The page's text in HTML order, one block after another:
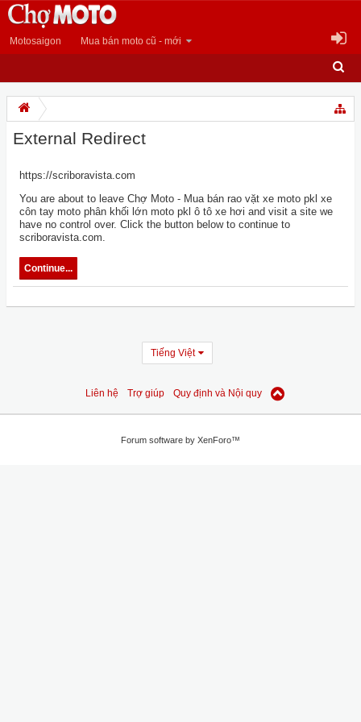
Motosaigon Mua bán moto cũ - mới
External Redirect
https://scriboravista.com
You are about to leave Chợ Moto - Mua bán rao vặt xe moto pkl xe
côn tay moto phân khối lớn moto pkl ô tô xe hơi and visit a site we
have no control over. Click the button below to continue to
scriboravista.com.
Continue...
Tiếng Việt
Liên hệ Trợ giúp Quy định và Nội quy
Forum software by XenForo™